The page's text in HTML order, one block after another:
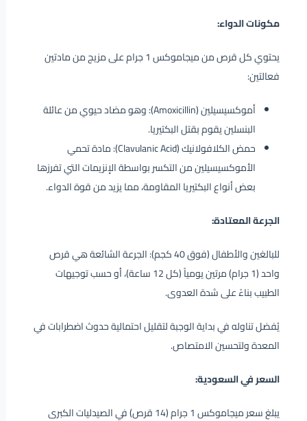
مكونات الدواء:
يحتوي كل قرص من ميجاموكس 1 جرام على مزيج من مادتين
فعالتين:
أموكسيسيلين (Amoxicillin): وهو مضاد حيوي من عائلة
البنسلين يقوم بقتل البكتيريا.
حمض الكلافولانيك (Clavulanic Acid): مادة تحمي
الأموكسيسيلين من التكسر بواسطة الإنزيمات التي تفرزها
بعض أنواع البكتيريا المقاومة، مما يزيد من قوة الدواء.
الجرعة المعتادة:
للبالغين والأطفال (فوق 40 كجم): الجرعة الشائعة هي قرص
واحد (1 جرام) مرتين يومياً (كل 12 ساعة)، أو حسب توجيهات
الطبيب بناءً على شدة العدوى.
يُفضل تناوله في بداية الوجبة لتقليل احتمالية حدوث اضطرابات في
المعدة ولتحسين الامتصاص.
السعر في السعودية:
يبلغ سعر ميجاموكس 1 جرام (14 قرص) في الصيدليات الكبرى